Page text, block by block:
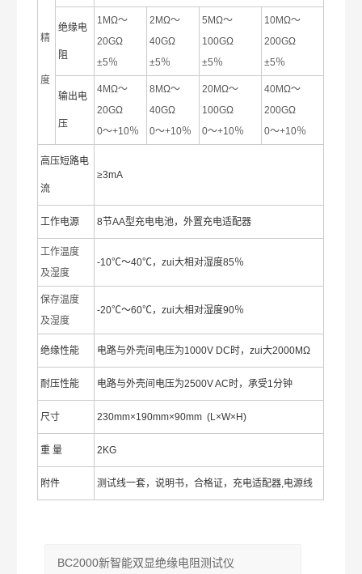
精
度
绝缘电
阻
1MΩ～
20GΩ
±5％
2MΩ～
40GΩ
±5％
5MΩ～
100GΩ
±5％
10MΩ～
200GΩ
±5％
输出电
压
4MΩ～
20GΩ
0～+10％
8MΩ～
40GΩ
0～+10％
20MΩ～
100GΩ
0～+10％
40MΩ～
200GΩ
0～+10％
高压短路电
流
≥3mA
工作电源 8节AA型充电电池，外置充电适配器
工作温度
及湿度
-10℃～40℃，zui大相对湿度85％
保存温度
及湿度
-20℃～60℃，zui大相对湿度90％
绝缘性能 电路与外壳间电压为1000V DC时，zui大2000MΩ
耐压性能 电路与外壳间电压为2500V AC时，承受1分钟
尺寸 230mm×190mm×90mm (L×W×H)
重 量 2KG
附件 测试线一套，说明书，合格证，充电适配器,电源线